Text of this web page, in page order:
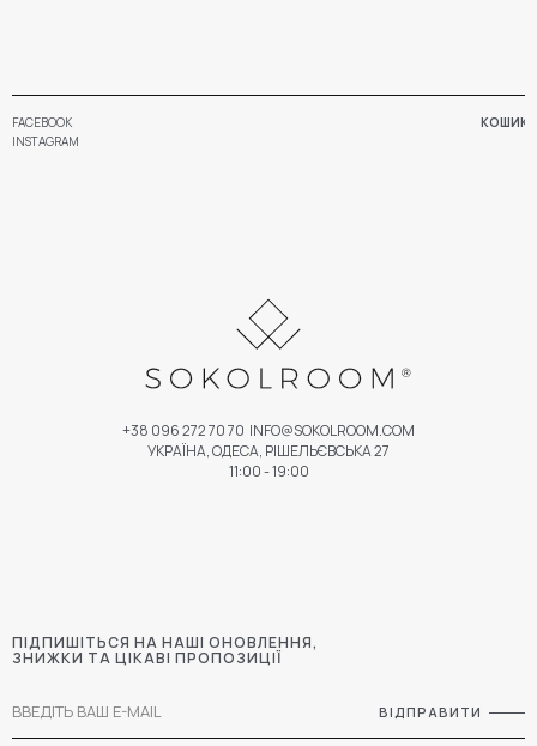
FACEBOOK КОШИК
ВІДПРАВИТИ
ПІДПИШІТЬСЯ НА НАШІ ОНОВЛЕННЯ,
ЗНИЖКИ ТА ЦІКАВІ ПРОПОЗИЦІЇ
+38 096 272 70 70 INFO@SOKOLROOM.COM
УКРАЇНА, ОДЕСА, РІШЕЛЬЄВСЬКА 27
11:00 - 19:00
INSTAGRAM